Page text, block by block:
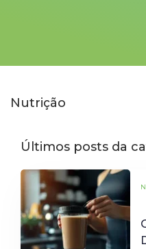
Nutrição
Últimos posts da